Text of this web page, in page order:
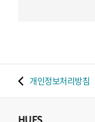
개인정보처리방침
HUFS